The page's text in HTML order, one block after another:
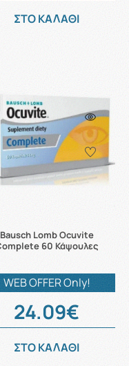
ΣΤΟ ΚΑΛΑΘΙ
Bausch Lomb Ocuvite
60 Κάψουλες
WEB OFFER Only!
24.09€
ΣΤΟ ΚΑΛΑΘΙ